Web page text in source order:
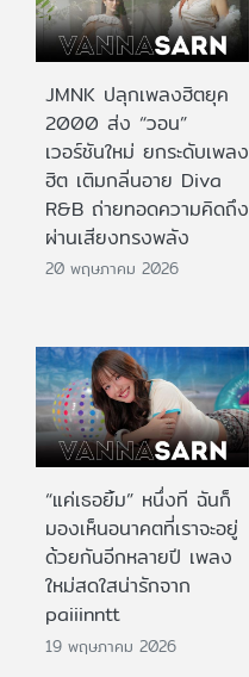
JMNK ปลุกเพลงฮิตยุค
2000 ส่ง “วอน”
เวอร์ชันใหม่ ยกระดับเพลง
ฮิต เติมกลิ่นอาย Diva
R&B ถ่ายทอดความคิดถึง
ผ่านเสียงทรงพลัง
20 พฤษภาคม 2026
“แค่เธอยิ้ม” หนึ่งที ฉันก็
มองเห็นอนาคตที่เราจะอยู่
ด้วยกันอีกหลายปี เพลง
ใหม่สดใสน่ารักจาก
paiiinntt
19 พฤษภาคม 2026